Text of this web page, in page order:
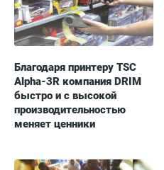
Благодаря принтеру TSC
Alpha-3R компания DRIM
быстро и с высокой
производительностью
меняет ценники